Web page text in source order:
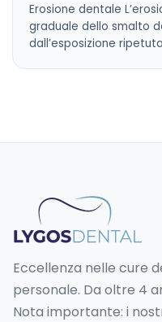
Erosione dentale
graduale dello smalto
dall’esposizione
Eccellenza nelle cure
personale. Da oltre 4
Nota importante: i